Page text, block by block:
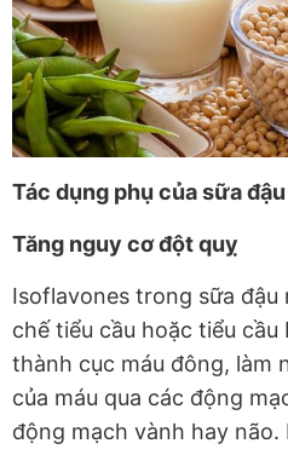
Tác dụng phụ của sữa
Tăng nguy cơ đột quỵ
Isoflavones trong sữa
chế tiểu cầu hoặc tiểu
thành cục máu đông, làm
của máu qua các động
động mạch vành hay não.